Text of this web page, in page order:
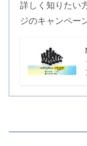
詳しく知りたい
ジのキャンペー